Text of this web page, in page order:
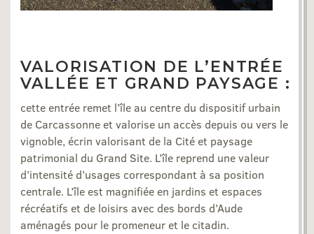
VALORISATION DE L’ENTRÉE
VALLÉE ET GRAND PAYSAGE :
cette entrée remet l’île au centre du dispositif urbain
de Carcassonne et valorise un accès depuis ou vers le
vignoble, écrin valorisant de la Cité et paysage
patrimonial du Grand Site. L’île reprend une valeur
d’intensité d’usages correspondant à sa position
centrale. L’île est magnifiée en jardins et espaces
récréatifs et de loisirs avec des bords d’Aude
aménagés pour le promeneur et le citadin.